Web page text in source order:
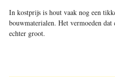
In kostprijs is hout vaak nog een
bouwmaterialen. Het vermoeden
echter groot.